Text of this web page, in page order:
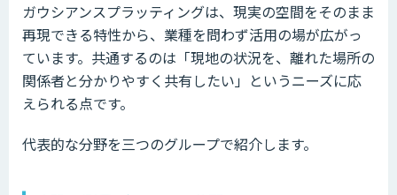
ガウシアンスプラッティングは、現実の空間をそのまま
再現できる特性から、業種を問わず活用の場が広がっ
ています。共通するのは「現地の状況を、離れた場所の
関係者と分かりやすく共有したい」というニーズに応
えられる点です。
代表的な分野を三つのグループで紹介します。